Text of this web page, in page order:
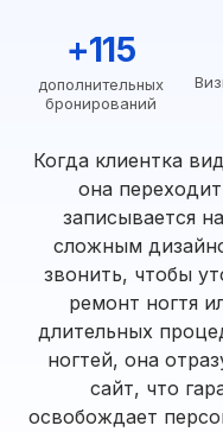
+115
дополнительных
бронирований
Когда клиентка
она
записывается
сложным
звонить, чтобы
ремонт ногтя
длительных
ногтей, она
сайт, что
освобождает